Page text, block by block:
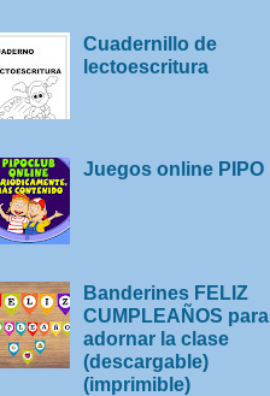
Cuadernillo de
lectoescritura
Juegos online PIPO
Banderines FELIZ
CUMPLEAÑOS para
adornar la clase
(descargable)
(imprimible)